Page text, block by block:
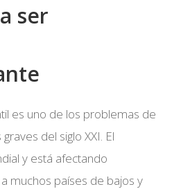
ser
es uno de los problemas de
del siglo XXI. El
y está afectando
muchos países de bajos y